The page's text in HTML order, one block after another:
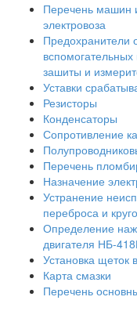
Перечень машин
электровоза
Предохранители
зашиты и
Уставки
Резисторы
Конденсаторы
Сопротивление
Перечень
Назначение
Устранение
переброса и
Определение
двигателя НБ-
Установка щеток
Карта смазки
Перечень